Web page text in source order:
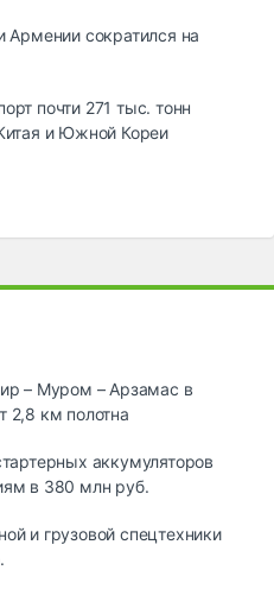
Армении сократился на
почти 271 тыс. тонн
и Южной Кореи
– Муром – Арзамас в
2,8 км полотна
аккумуляторов
в 380 млн руб.
и грузовой спецтехники